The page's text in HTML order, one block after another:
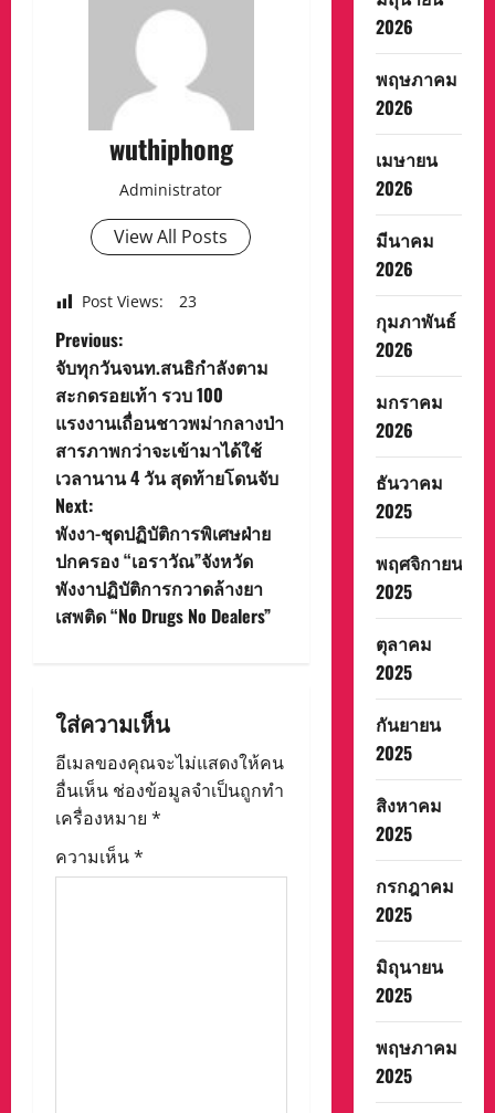
wuthiphong
Administrator
View All Posts
Post Views: 23
P
o
s
t
n
a
v
g
a
t
i
Previous:
จับทุกวันจนท.สนธิกำลังตาม
สะกดรอยเท้า รวบ 100
แรงงานเถื่อนชาวพม่ากลางป่า
สารภาพกว่าจะเข้ามาได้ใช้
เวลานาน 4 วัน สุดท้ายโดนจับ
Next:
พังงา-ชุดปฏิบัติการพิเศษฝ่าย
ปกครอง “เอราวัณ”จังหวัด
พังงาปฏิบัติการกวาดล้างยา
เสพติด “No Drugs No Dealers”
ใส่ความเห็น
อีเมลของคุณจะไม่แสดงให้คน
อื่นเห็น ช่องข้อมูลจำเป็นถูกทำ
เครื่องหมาย *
ความเห็น*
2026
พฤษภาคม
2026
เมษายน
2026
มีนาคม
2026
กุมภาพันธ์
2026
มกราคม
2026
ธันวาคม
2025
พฤศจิกายน
2025
ตุลาคม
2025
กันยายน
2025
สิงหาคม
2025
กรกฎาคม
2025
มิถุนายน
2025
พฤษภาคม
2025